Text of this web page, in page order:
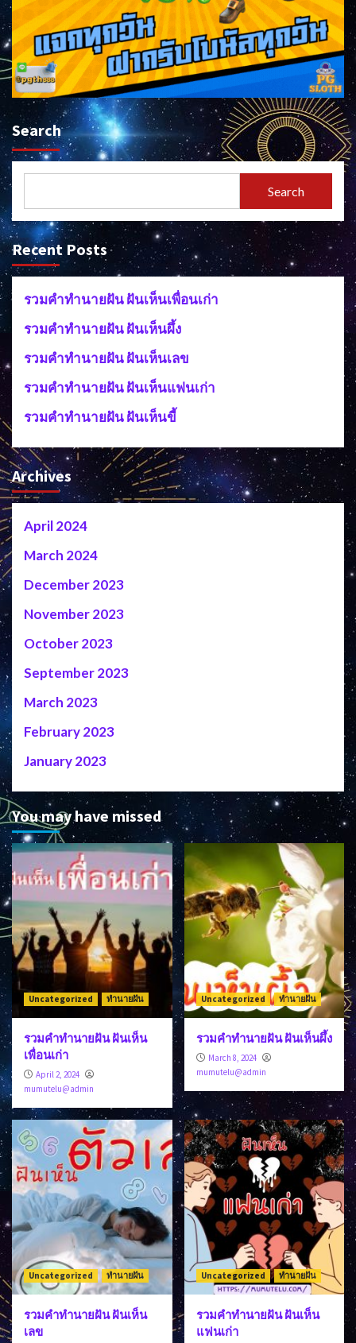
Search
Search
Recent Posts
รวมคำทำนายฝัน ฝันเห็นเพื่อนเก่า
รวมคำทำนายฝัน ฝันเห็นผึ้ง
รวมคำทำนายฝัน ฝันเห็นเลข
รวมคำทำนายฝัน ฝันเห็นแฟนเก่า
รวมคำทำนายฝัน ฝันเห็นขี้
Archives
April 2024
March 2024
December 2023
November 2023
October 2023
September 2023
March 2023
February 2023
January 2023
You may have missed
Uncategorized ทำนายฝัน
รวมคำทำนายฝัน ฝันเห็น
เพื่อนเก่า
April 2, 2024
mumutelu@admin
Uncategorized ทำนายฝัน
รวมคำทำนายฝัน ฝันเห็นผึ้ง
March 8, 2024
mumutelu@admin
Uncategorized ทำนายฝัน
รวมคำทำนายฝัน ฝันเห็น
เลข
Uncategorized ทำนายฝัน
รวมคำทำนายฝัน ฝันเห็น
แฟนเก่า